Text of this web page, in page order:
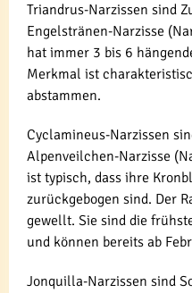
Triandrus-Narzissen sind
Engelstränen-Narzisse
hat immer 3 bis 6
Merkmal ist
abstammen.
Cyclamineus-Narzissen
Alpenveilchen-Narzisse
ist typisch, dass ihre
zurückgebogen sind. Der
gewellt. Sie sind die
und können bereits ab
Jonquilla-Narzissen sind